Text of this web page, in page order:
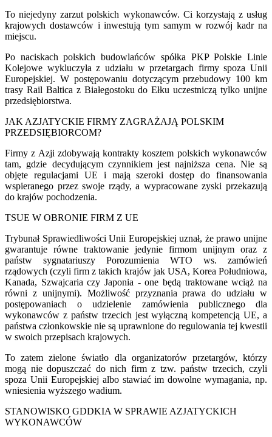
To niejedyny zarzut polskich wykonawców. Ci korzystają z usług
krajowych dostawców i inwestują tym samym w rozwój kadr na
miejscu.
Po naciskach polskich budowlańców spółka PKP Polskie Linie
Kolejowe wykluczyła z udziału w przetargach firmy spoza Unii
Europejskiej. W postępowaniu dotyczącym przebudowy 100 km
trasy Rail Baltica z Białegostoku do Ełku uczestniczą tylko unijne
przedsiębiorstwa.
JAK AZJATYCKIE FIRMY ZAGRAŻAJĄ POLSKIM
PRZEDSIĘBIORCOM?
Firmy z Azji zdobywają kontrakty kosztem polskich wykonawców
tam, gdzie decydującym czynnikiem jest najniższa cena. Nie są
objęte regulacjami UE i mają szeroki dostęp do finansowania
wspieranego przez swoje rządy, a wypracowane zyski przekazują
do krajów pochodzenia.
TSUE W OBRONIE FIRM Z UE
Trybunał Sprawiedliwości Unii Europejskiej uznał, że prawo unijne
gwarantuje równe traktowanie jedynie firmom unijnym oraz z
państw sygnatariuszy Porozumienia WTO ws. zamówień
rządowych (czyli firm z takich krajów jak USA, Korea Południowa,
Kanada, Szwajcaria czy Japonia - one będą traktowane wciąż na
równi z unijnymi). Możliwość przyznania prawa do udziału w
postępowaniach o udzielenie zamówienia publicznego dla
wykonawców z państw trzecich jest wyłączną kompetencją UE, a
państwa członkowskie nie są uprawnione do regulowania tej kwestii
w swoich przepisach krajowych.
To zatem zielone światło dla organizatorów przetargów, którzy
mogą nie dopuszczać do nich firm z tzw. państw trzecich, czyli
spoza Unii Europejskiej albo stawiać im dowolne wymagania, np.
wniesienia wyższego wadium.
STANOWISKO GDDKIA W SPRAWIE AZJATYCKICH
WYKONAWCÓW